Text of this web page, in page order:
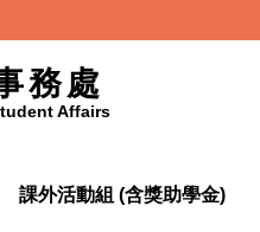
務處
Affairs
課外活動組 (含獎助學金)